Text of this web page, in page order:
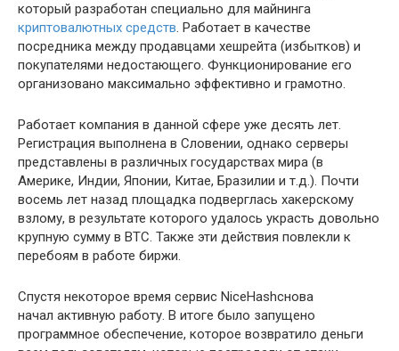
который разработан специально для майнинга
криптовалютных средств. Работает в качестве
посредника между продавцами хешрейта (избытков) и
покупателями недостающего. Функционирование его
организовано максимально эффективно и грамотно.
Работает компания в данной сфере уже десять лет.
Регистрация выполнена в Словении, однако серверы
представлены в различных государствах мира (в
Америке, Индии, Японии, Китае, Бразилии и т.д.). Почти
восемь лет назад площадка подверглась хакерскому
взлому, в результате которого удалось украсть довольно
крупную сумму в BTC. Также эти действия повлекли к
перебоям в работе биржи.
Спустя некоторое время сервис NiceHashснова
начал активную работу. В итоге было запущено
программное обеспечение, которое возвратило деньги